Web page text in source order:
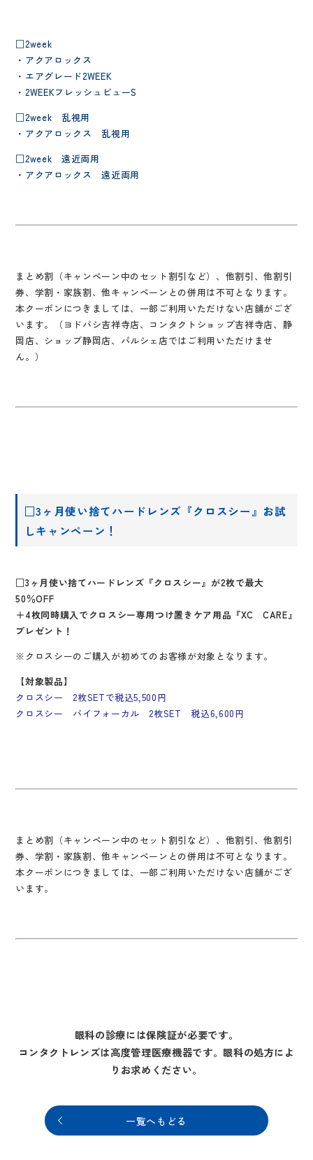
□2week
・アクアロックス
・エアグレード2WEEK
・2WEEKフレッシュビューS
□2week 乱視用
・アクアロックス 乱視用
□2week 遠近両用
・アクアロックス 遠近両用
まとめ割（キャンペーン中のセット割引など）、他割引、他割引
券、学割・家族割、他キャンペーンとの併用は不可となります。
本クーポンにつきましては、一部ご利用いただけない店舗がござ
います。（ヨドバシ吉祥寺店、コンタクトショップ吉祥寺店、静
岡店、ショップ静岡店、パルシェ店ではご利用いただけませ
ん。）
□3ヶ月使い捨てハードレンズ『クロスシー』お試
しキャンペーン！
□3ヶ月使い捨てハードレンズ『クロスシー』が2枚で最大
50％OFF
＋4枚同時購入でクロスシー専用つけ置きケア用品『XC CARE』
プレゼント！
※クロスシーのご購入が初めてのお客様が対象となります。
【対象製品】
クロスシー 2枚SETで税込5,500円
クロスシー バイフォーカル 2枚SET税込6,600円
まとめ割（キャンペーン中のセット割引など）、他割引、他割引
券、学割・家族割、他キャンペーンとの併用は不可となります。
本クーポンにつきましては、一部ご利用いただけない店舗がござ
います。
眼科の診療には保険証が必要です。
コンタクトレンズは高度管理医療機器です。眼科の処方によ
りお求めください。
一覧へもどる